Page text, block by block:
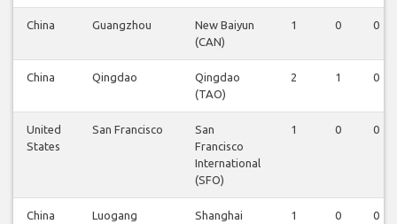
China Guangzhou
New Baiyun
(CAN)
1 0 0
China Qingdao
Qingdao
(TAO)
2 1 0
United
States
San Francisco
San
Francisco
International
(SFO)
1 0 0
China Luogang
Shanghai
1 0 0